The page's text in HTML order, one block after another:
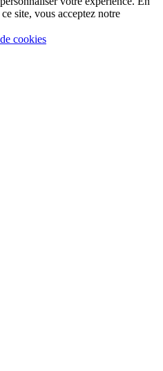
site, vous acceptez notre
cookies